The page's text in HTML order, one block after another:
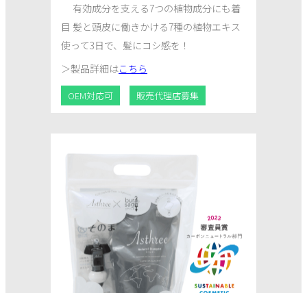
有効成分を支える7つの植物成分にも着
目 髪と頭皮に働きかける7種の植物エキス
使って3日で、髪にコシ感を！
＞製品詳細はこちら
OEM対応可 販売代理店募集